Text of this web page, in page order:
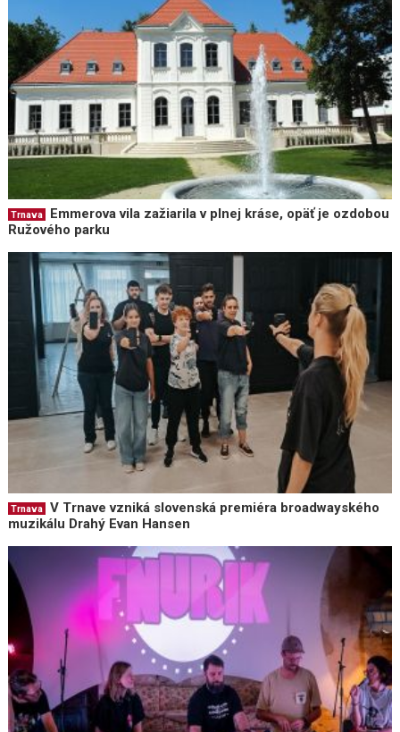
Trnava
Emmerova vila zažiarila v plnej kráse, opäť je ozdobou
Ružového parku
Trnava
V Trnave vzniká slovenská premiéra broadwayského
muzikálu Drahý Evan Hansen